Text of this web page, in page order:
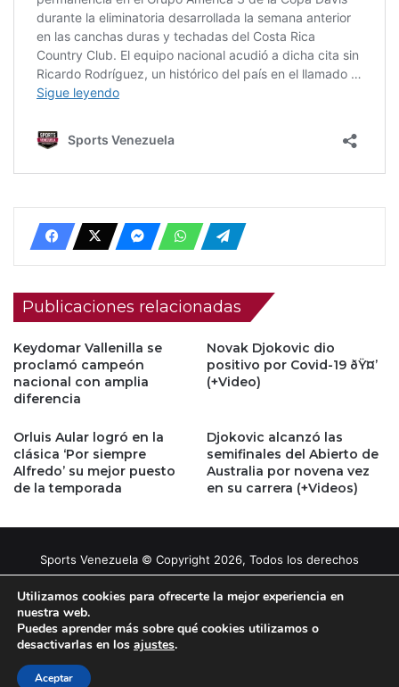
Publicaciones relacionadas
Keydomar Vallenilla se
proclamó campeón
nacional con amplia
diferencia
Novak Djokovic dio
positivo por Covid-19 ðŸ¤’
(+Video)
Orluis Aular logró en la
clásica ‘Por siempre
Alfredo’ su mejor puesto
de la temporada
Djokovic alcanzó las
semifinales del Abierto de
Australia por novena vez
en su carrera (+Videos)
Sports Venezuela © Copyright 2026, Todos los derechos
Facebook
X YouTubeInstagram
Utilizamos cookies para ofrecerte la mejor experiencia en
nuestra web.
Puedes aprender más sobre qué cookies utilizamos o
desactivarlas en los ajustes.
Aceptar